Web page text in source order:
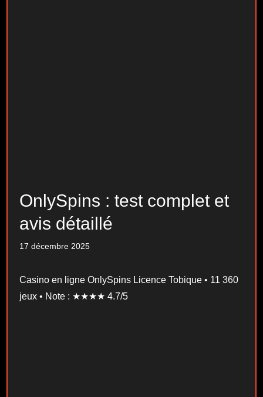
OnlySpins : test complet et
avis détaillé
17 décembre 2025
Casino en ligne OnlySpins Licence Tobique • 11 360
jeux • Note : ★★★★ 4.7/5